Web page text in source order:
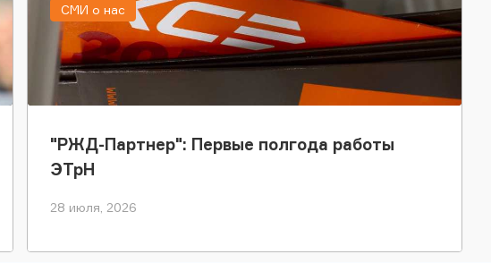
"РЖД-Партнер": Первые полгода работы
ЭТрН
28 июля, 2026
СМИ о нас